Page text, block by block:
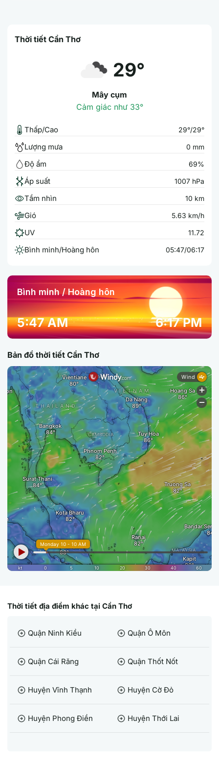
Thời tiết Cần Thơ
29°
Mây cụm
Cảm giác như 33°
Thấp/Cao 29°/29°
Lượng mưa 0 mm
Độ ẩm 69%
Áp suất 1007 hPa
Tầm nhìn 10 km
Gió 5.63 km/h
UV 11.72
Bình minh/Hoàng hôn 05:47/06:17
Bình minh / Hoàng hôn
5:47 AM 6:17 PM
Bản đồ thời tiết Cần Thơ
Thời tiết địa điểm khác tại Cần Thơ
arrow_circle_right Quận Ninh Kiều arrow_circle_right Quận Ô Môn
arrow_circle_right Quận Cái Răng arrow_circle_right Quận Thốt Nốt
arrow_circle_right Huyện Vĩnh Thạnh arrow_circle_right Huyện Cờ Đỏ
arrow_circle_right Huyện Phong Điền arrow_circle_right Huyện Thới Lai